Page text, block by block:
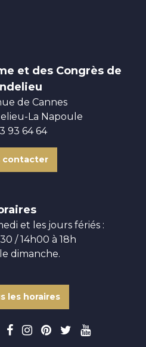
et des Congrès de
de Cannes
La Napoule
93 64 64
contacter
et les jours fériés :
/ 14h00 à 18h
dimanche.
les horaires